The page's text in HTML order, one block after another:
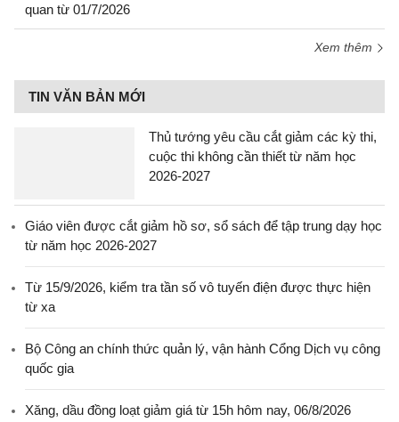
quan từ 01/7/2026
Xem thêm
TIN VĂN BẢN MỚI
Thủ tướng yêu cầu cắt giảm các kỳ thi,
cuộc thi không cần thiết từ năm học
2026-2027
Giáo viên được cắt giảm hồ sơ, sổ sách để tập trung dạy học
từ năm học 2026-2027
Từ 15/9/2026, kiểm tra tần số vô tuyến điện được thực hiện
từ xa
Bộ Công an chính thức quản lý, vận hành Cổng Dịch vụ công
quốc gia
Xăng, dầu đồng loạt giảm giá từ 15h hôm nay, 06/8/2026